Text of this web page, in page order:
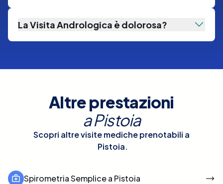
La Visita Andrologica è dolorosa?
Altre prestazioni
aPistoia
Scopri altre visite mediche prenotabili a
Pistoia.
Spirometria Semplice a Pistoia